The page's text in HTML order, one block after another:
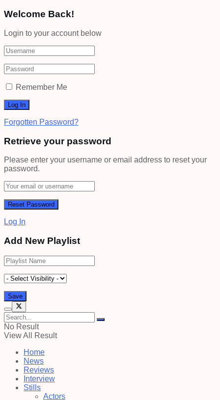
Welcome Back!
Login to your account below
Remember Me
Forgotten Password?
Retrieve your password
Please enter your username or email address to reset your
password.
Log In
Add New Playlist
No Result
View All Result
Home
News
Reviews
Interview
Stills
Actors